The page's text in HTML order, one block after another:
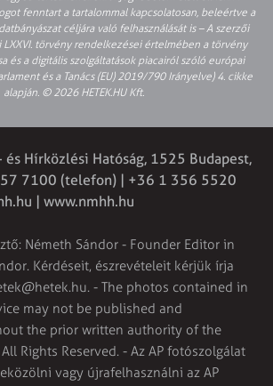
fenntart a tartalommal kapcsolatosan, beleértve a
céljára való felhasználását is – A szerzői
LXXVI. törvény rendelkezései értelmében a törvény
és a digitális szolgáltatások piacairól szóló európai
és a Tanács (EU) 2019/790 Irányelve) 4. cikke
alapján. © 2026 HETEK.HU Kft.
Hírközlési Hatóság, 1525 Budapest,
7100 (telefon) | +36 1 356 5520
| www.nmhh.hu
Németh Sándor - Founder Editor in
Kérdéseit, észrevételeit kérjük írja
. - The photos contained in
may not be published and
the prior written authority of the
Rights Reserved. - Az AP fotószolgálat
vagy újrafelhasználni az AP